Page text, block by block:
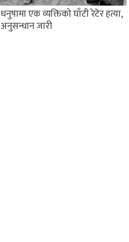
धनुषामा एक व्यक्तिको घाँटी रेटेर हत्या,
अनुसन्धान जारी